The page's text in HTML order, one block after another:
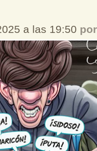
a las 19:50